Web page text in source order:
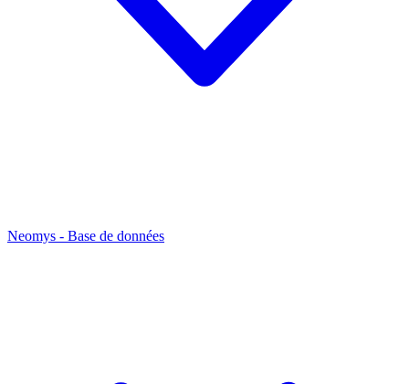
Neomys - Base de données